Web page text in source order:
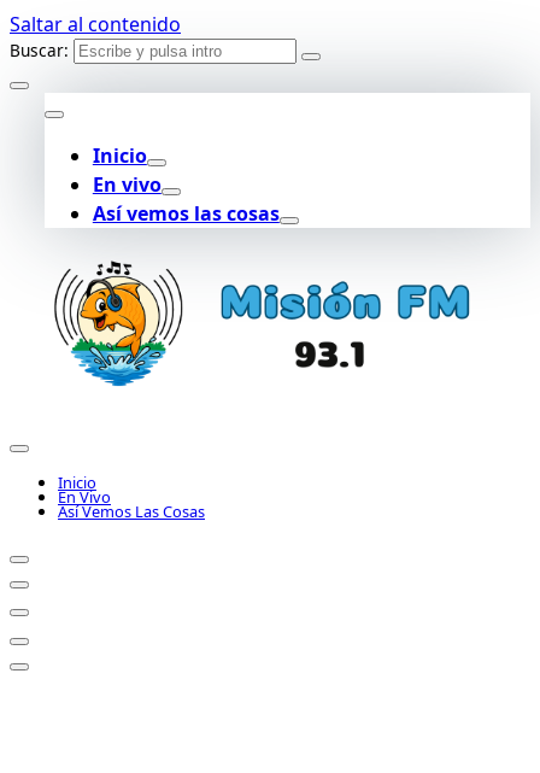
Saltar al contenido
Buscar:
Inicio
En vivo
Así vemos las cosas
Inicio
En Vivo
Así Vemos Las Cosas